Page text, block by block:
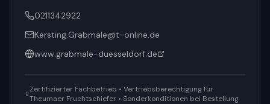
0211342922
Kersting.Grabmale@t-online.de
www.grabmale-duesseldorf.de
Zertifizierter Fachbetrieb • Vertriebsberechtigung für
Theumaer Fruchtschiefer • Sonderkonditionen bei Bestellung